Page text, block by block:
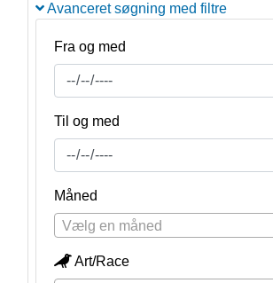
Avanceret søgning med filtre
Fra og med
Til og med
Måned
Vælg en måned
Art/Race